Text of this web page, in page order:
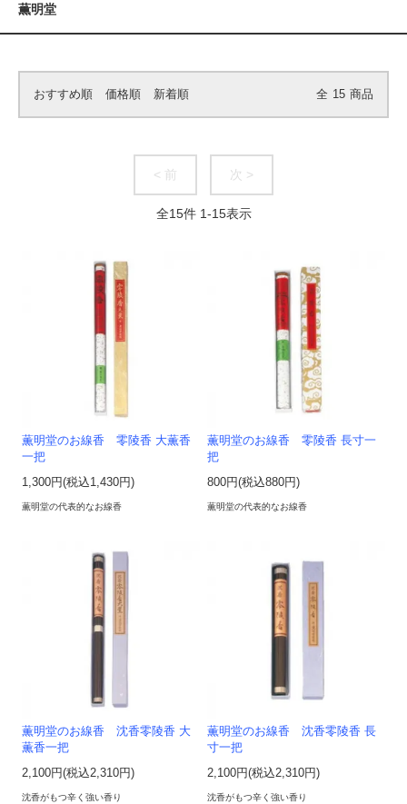
薫明堂
おすすめ順 価格順 新着順 全 15 商品
< 前 次 >
全15件 1-15表示
薫明堂のお線香 零陵香 大薫香
一把
1,300円(税込1,430円)
薫明堂の代表的なお線香
薫明堂のお線香 零陵香 長寸一
把
800円(税込880円)
薫明堂の代表的なお線香
薫明堂のお線香 沈香零陵香 大
薫香一把
2,100円(税込2,310円)
沈香がもつ辛く強い香り
薫明堂のお線香 沈香零陵香 長
寸一把
2,100円(税込2,310円)
沈香がもつ辛く強い香り